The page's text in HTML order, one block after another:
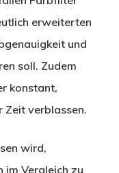
erweiterten
und
soll. Zudem
konstant,
Zeit verblassen.
wird,
im Vergleich zu